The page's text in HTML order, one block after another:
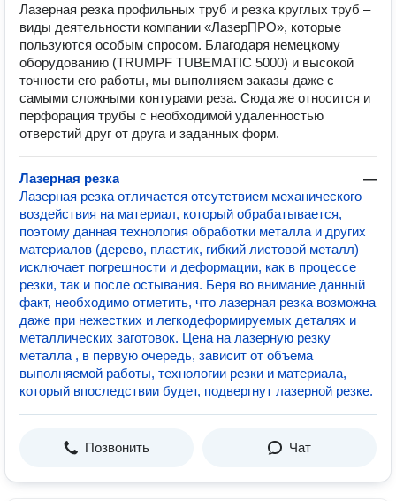
Лазерная резка профильных труб и резка круглых труб –
виды деятельности компании «ЛазерПРО», которые
пользуются особым спросом. Благодаря немецкому
оборудованию (TRUMPF TUBEMATIC 5000) и высокой
точности его работы, мы выполняем заказы даже с
самыми сложными контурами реза. Сюда же относится и
перфорация трубы с необходимой удаленностью
отверстий друг от друга и заданных форм.
Лазерная резка
—
Лазерная резка отличается отсутствием механического
воздействия на материал, который обрабатывается,
поэтому данная технология обработки металла и других
материалов (дерево, пластик, гибкий листовой металл)
исключает погрешности и деформации, как в процессе
резки, так и после остывания. Беря во внимание данный
факт, необходимо отметить, что лазерная резка возможна
даже при нежестких и легкодеформируемых деталях и
металлических заготовок. Цена на лазерную резку
металла , в первую очередь, зависит от объема
выполняемой работы, технологии резки и материала,
который впоследствии будет, подвергнут лазерной резке.
Позвонить Чат